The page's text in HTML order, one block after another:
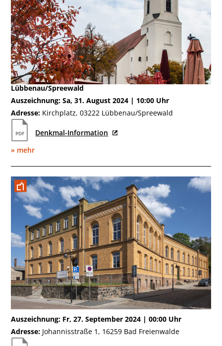
August
Lübbenau/Spreewald
Auszeichnung: Sa, 31. August 2024 | 10:00 Uhr
Adresse: Kirchplatz, 03222 Lübbenau/Spreewald
Denkmal-Information
» mehr
September
Bad Freienwalde
Auszeichnung: Fr, 27. September 2024 | 00:00 Uhr
Adresse: Johannisstraße 1, 16259 Bad Freienwalde